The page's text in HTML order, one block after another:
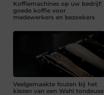
Koffiemachines op uw bedrijf:
goede koffie voor
medewerkers en bezoekers
Veelgemaakte fouten bij het
kiezen van een Wahl tondeuse